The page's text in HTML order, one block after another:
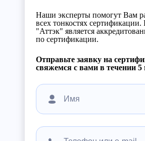
Наши эксперты помогут Вам
всех тонкостях сертификации.
"Аттэк" является
по сертификации.
Отправьте заявку на
свяжемся с вами в течении 5